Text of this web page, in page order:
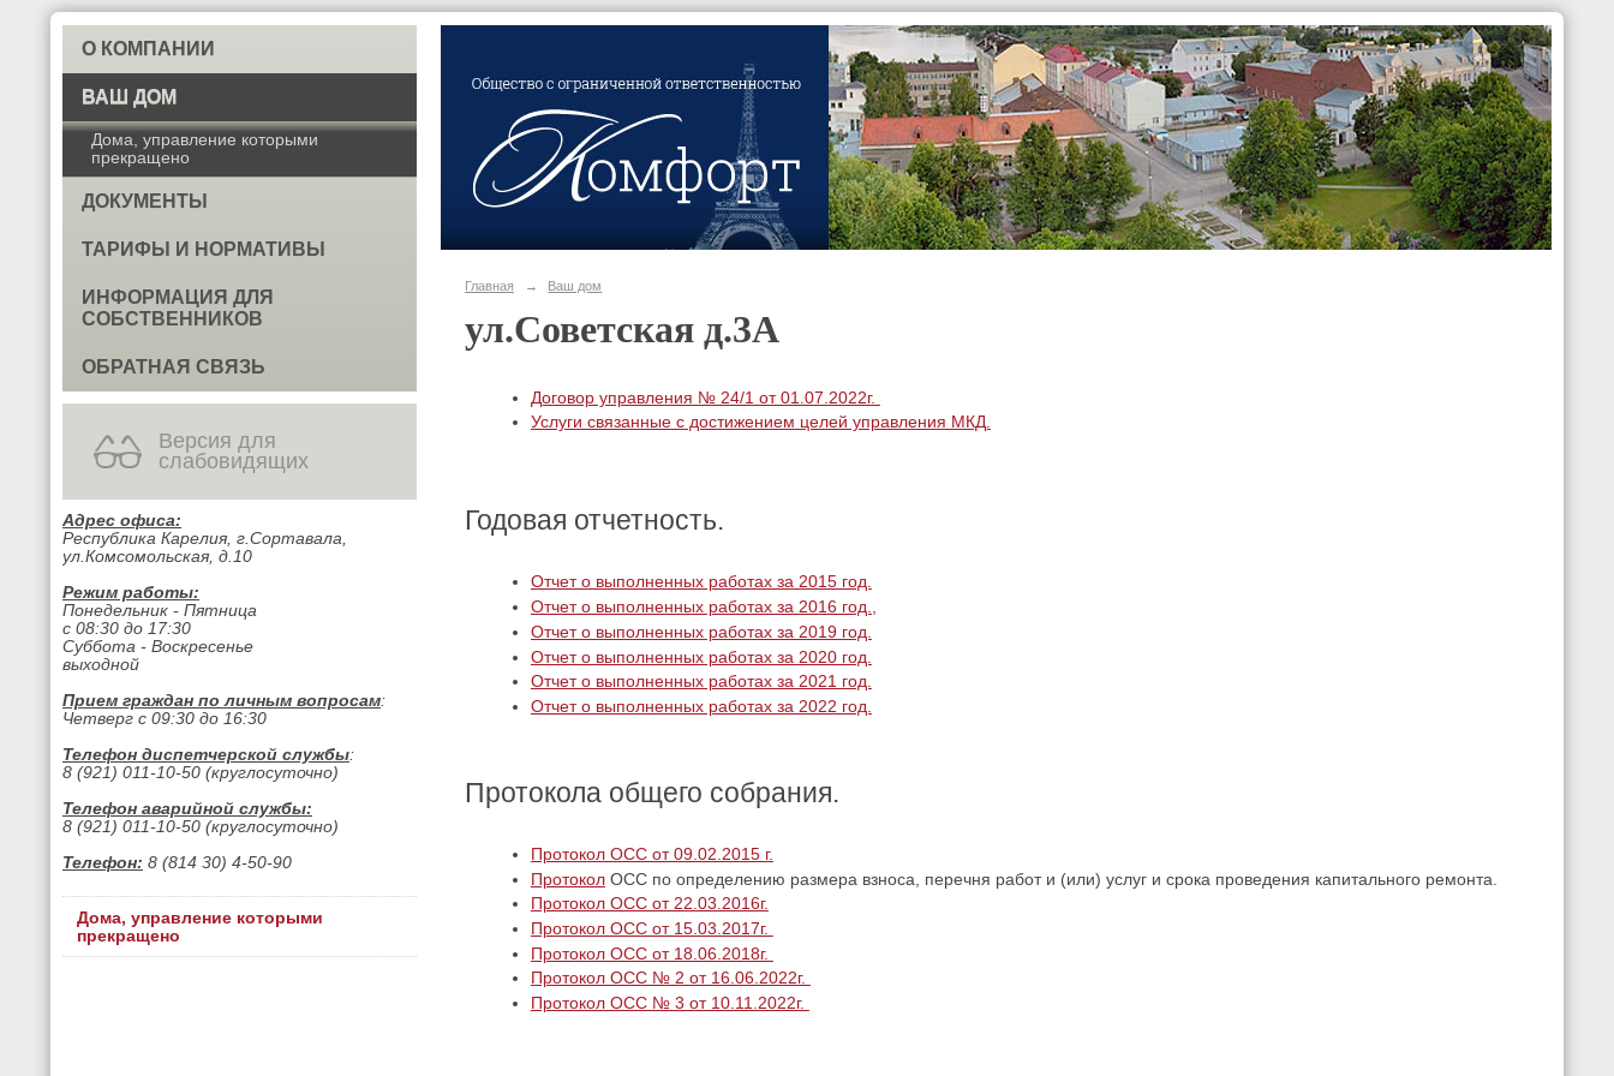
О КОМПАНИИ
ВАШ ДОМ
Дома, управление которыми
прекращено
ДОКУМЕНТЫ
ТАРИФЫ И НОРМАТИВЫ
ИНФОРМАЦИЯ ДЛЯ
СОБСТВЕННИКОВ
ОБРАТНАЯ СВЯЗЬ
Версия для
слабовидящих
Адрес офиса:
Республика Карелия, г.Сортавала,
ул.Комсомольская, д.10
Режим работы:
Понедельник - Пятница
с 08:30 до 17:30
Суббота - Воскресенье
выходной
Прием граждан по личным вопросам:
Четверг с 09:30 до 16:30
Телефон диспетчерской службы:
8 (921) 011-10-50 (круглосуточно)
Телефон аварийной службы:
8 (921) 011-10-50 (круглосуточно)
Телефон: 8 (814 30) 4-50-90
Дома, управление которыми
прекращено
Главная → Ваш дом
ул.Советская д.3А
Договор управления № 24/1 от 01.07.2022г.
Услуги связанные с достижением целей управления МКД.
Годовая отчетность.
Отчет о выполненных работах за 2015 год.
Отчет о выполненных работах за 2016 год.,
Отчет о выполненных работах за 2019 год.
Отчет о выполненных работах за 2020 год.
Отчет о выполненных работах за 2021 год.
Отчет о выполненных работах за 2022 год.
Протокола общего собрания.
Протокол ОСС от 09.02.2015 г.
ПротоколОСС по определению размера взноса, перечня работ и (или) услуг и срока проведения капитального ремонта.
Протокол ОСС от 22.03.2016г.
Протокол ОСС от 15.03.2017г.
Протокол ОСС от 18.06.2018г.
Протокол ОСС № 2 от 16.06.2022г.
Протокол ОСС № 3 от 10.11.2022г.